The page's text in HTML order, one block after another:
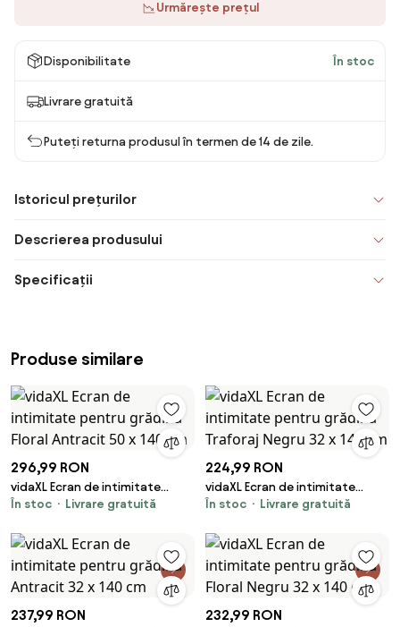
Urmărește prețul
Disponibilitate În stoc
Livrare gratuită
Puteți returna produsul în termen de 14 de zile.
Istoricul prețurilor
Descrierea produsului
Specificații
Produse similare
296,99 RON
vidaXL Ecran de intimitate
pentru grădină Floral Antracit
În stoc Livrare gratuită
224,99 RON
vidaXL Ecran de intimitate
pentru grădină Traforaj Negru
În stoc Livrare gratuită
237,99 RON 232,99 RON